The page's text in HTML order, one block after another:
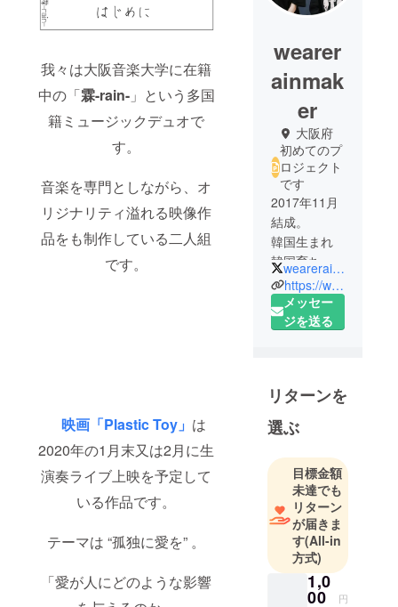
我々は大阪音楽大学に在籍
中の「霖-rain-」という多国
籍ミュージックデュオで
す。
音楽を専門としながら、オ
リジナリティ溢れる映像作
品をも制作している二人組
です。
映画「Plastic Toy」 は
2020年の1月末又は2月に生
演奏ライブ上映を予定して
いる作品です。
テーマは “孤独に愛を” 。
「愛が人にどのような影響
wearer
ainmak
er
大阪府
初めてのプ
ロジェクト
です
2017年11月
結成。
韓国生まれ
韓国育ち
EunWooと日
本と香港の
ハーフKevin
オ。
オルタナ
ティブ
ミュージッ
クを始めと
した音楽,劇
音楽を主
に、映像作
品も制作,発
表してい
wearerainmaker2
https://www.youtube.com/channel/UCHt2ZHdHHkvsqNNbep9ZLRw/videos?view_as=subscriber
メッセー
ジを送る
リターンを
選ぶ
目標金額
未達でも
リターン
が届きま
す(All-in
方式)
1,0
00 円